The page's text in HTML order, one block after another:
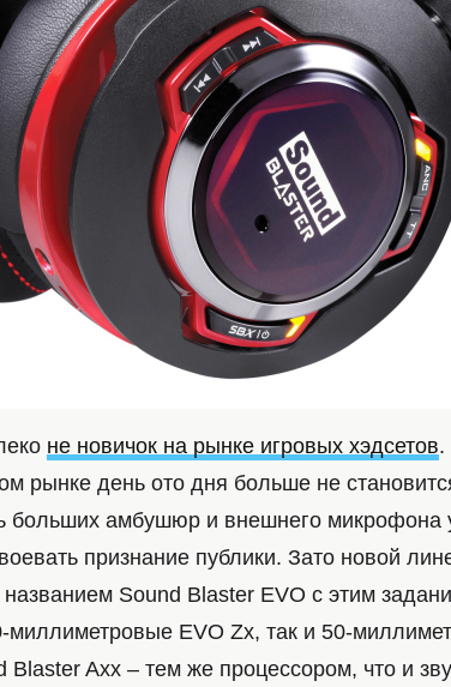
не новичок на рынке игровых хэдсетов.
рынке день ото дня больше не
больших амбушюр и внешнего микрофона
признание публики. Зато новой
Sound Blaster EVO с этим
миллиметровые EVO Zx, так и 50-
Blaster Axx – тем же процессором, что и